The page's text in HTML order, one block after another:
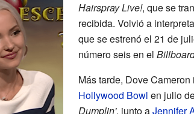
Hairspray Live!, que se
recibida. Volvió a
que se estrenó el 21 de
número seis en el
Más tarde, Dove
Hollywood Bowl en julio
Dumplin', junto aJennifer